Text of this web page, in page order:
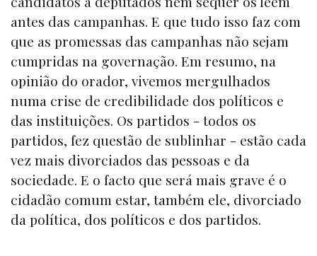
antes das campanhas. E que tudo isso faz com
que as promessas das campanhas não sejam
cumpridas na governação. Em resumo, na
opinião do orador, vivemos mergulhados
numa crise de credibilidade dos políticos e
das instituições. Os partidos - todos os
partidos, fez questão de sublinhar - estão cada
vez mais divorciados das pessoas e da
sociedade. E o facto que será mais grave é o
cidadão comum estar, também ele, divorciado
da política, dos políticos e dos partidos.